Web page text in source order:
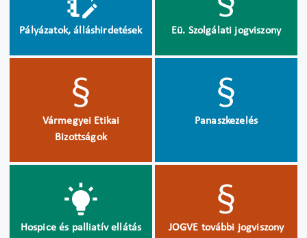
Pályázatok, álláshirdetések Eü. Szolgálati jogviszony
Vármegyei Etikai
Bizottságok
Panaszkezelés
Hospice és palliatív ellátás
JOGVE további jogviszony